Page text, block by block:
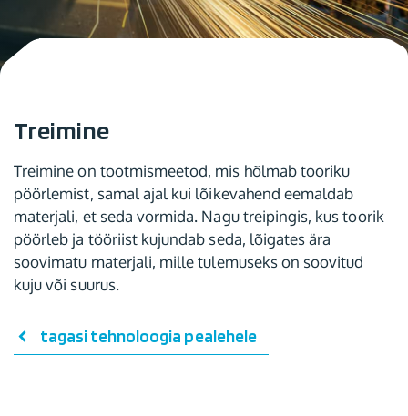
Treimine
Treimine on tootmismeetod, mis hõlmab tooriku
pöörlemist, samal ajal kui lõikevahend eemaldab
materjali, et seda vormida. Nagu treipingis, kus toorik
pöörleb ja tööriist kujundab seda, lõigates ära
soovimatu materjali, mille tulemuseks on soovitud
kuju või suurus.
tagasi tehnoloogia pealehele